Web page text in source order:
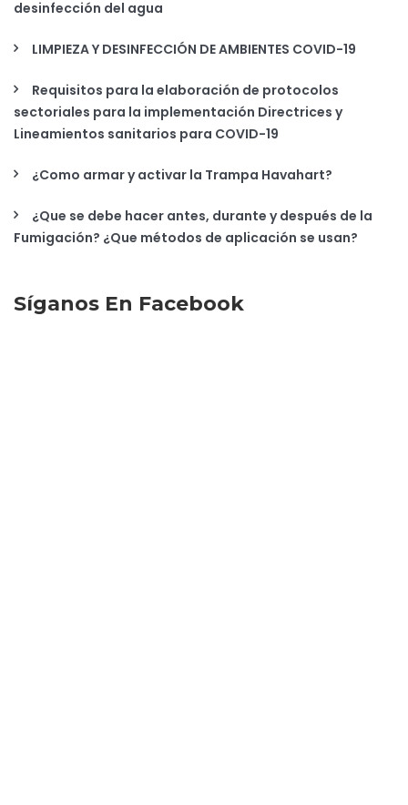
desinfección del agua
LIMPIEZA Y DESINFECCIÓN DE AMBIENTES COVID-19
Requisitos para la elaboración de protocolos
sectoriales para la implementación Directrices y
Lineamientos sanitarios para COVID-19
¿Como armar y activar la Trampa Havahart?
¿Que se debe hacer antes, durante y después de la
Fumigación? ¿Que métodos de aplicación se usan?
Síganos En Facebook